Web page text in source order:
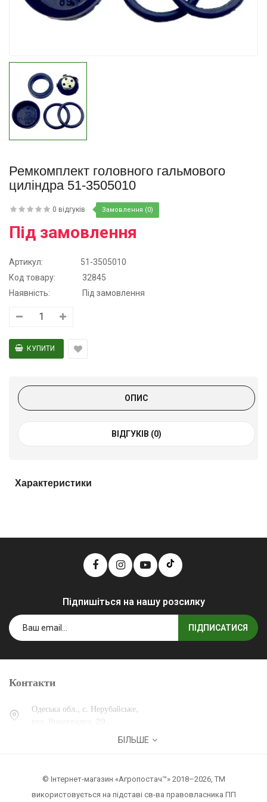
Купити
Ремкомплект головного гальмового
циліндра 51-3505010
0 відгуків Замовлення (0)
Під замовлення
Артикул:
51-3505010
Код товару:
32845
Наявність:
Під замовлення
ОПИС
ВІДГУКІВ (0)
Характеристики
Підпишіться на нашу розсилку
ПІДПИСАТИСЯ
Контакти
Одеська обл., с. Нерубайське,
вул. Виноградна, 29.
zakaz@agropostach.ua
БІЛЬШЕ
© Інтернет-магазин «Агропостач™» 2018–2026, ТМ
використовується на підставі св-ва правовласника ПП